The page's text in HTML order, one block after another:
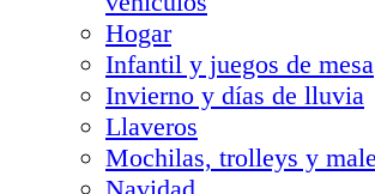
Hogar
Infantil y juegos de mesa
Invierno y días de lluvia
Llaveros
Mochilas, trolleys y